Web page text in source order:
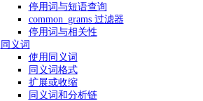
停用词与短语查询
common_grams 过滤器
停用词与相关性
同义词
使用同义词
同义词格式
扩展或收缩
同义词和分析链